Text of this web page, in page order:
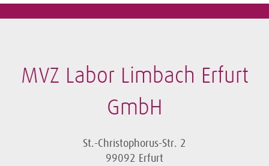
MVZ Labor Limbach Erfurt
GmbH
St.-Christophorus-Str. 2
99092 Erfurt